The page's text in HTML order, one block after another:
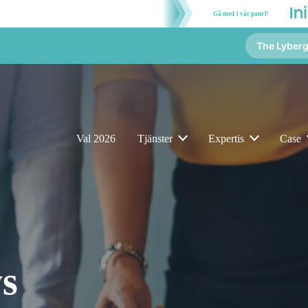
Gå med i vår panel!
The
Val 2026 Tjänster Expertis Case